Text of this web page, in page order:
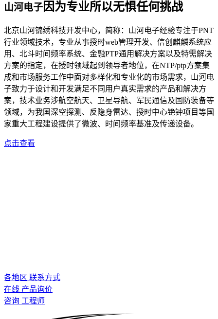
山河电子因为专业所以无惧任何挑战
北京山河锦绣科技开发中心，简称：山河电子经验专注于PNT
行业领域技术，专业从事授时web管理开发、信创麒麟系统应
用、北斗时间频率系统、金融PTP通用解决方案以及特需解决
方案的指定，在授时领域起到领导者地位，在NTP/ptp方案集
成和市场服务工作中面对多样化和专业化的市场需求，山河电
子致力于设计和开发满足不同用户真实需求的产品和解决方
案，技术业务涉航空航天、卫星导航、军民通信及国防装备等
领域，为我国深空探测、反隐身雷达、授时中心铯钟项目等国
家重大工程建设提供了微波、时间频率基准及传递设备。
点击查看
各地区 联系方式
在线 产品询价
咨询 工程师